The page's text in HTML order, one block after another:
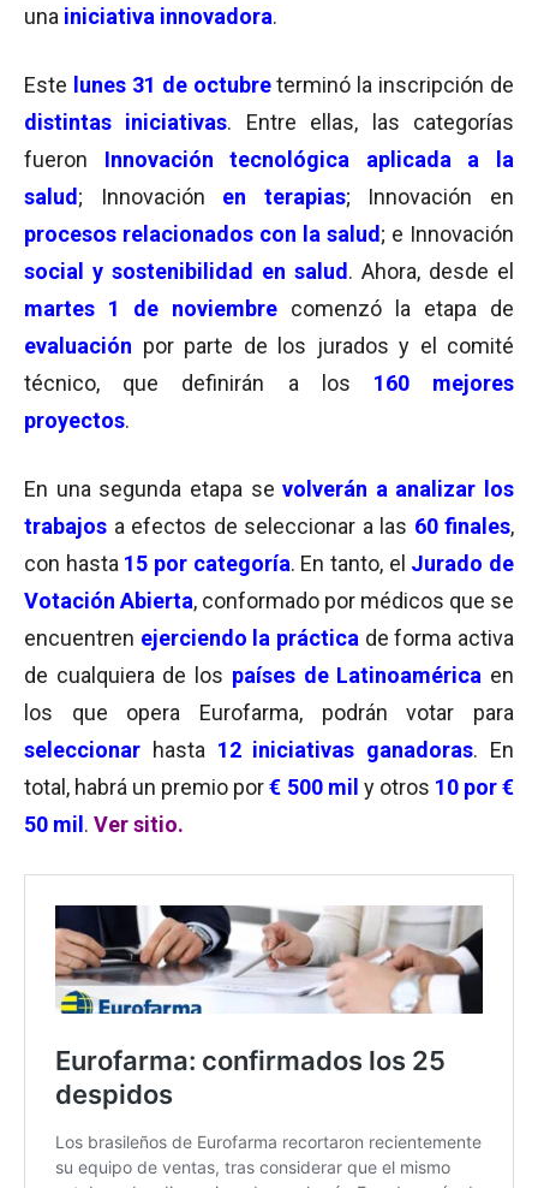
una iniciativa innovadora.
Este lunes 31 de octubre terminó la inscripción de
distintas iniciativas. Entre ellas, las categorías
fueron Innovación tecnológica aplicada a la
salud ; Innovación en terapias; Innovación en
procesos relacionados con la salud ; e Innovación
social y sostenibilidad en salud . Ahora, desde el
martes 1 de noviembre comenzó la etapa de
evaluación por parte de los jurados y el comité
técnico, que definirán a los 160 mejores
proyectos.
En una segunda etapa se volverán a analizar los
trabajos a efectos de seleccionar a las 60 finales,
con hasta 15 por categoría. En tanto, el Jurado de
Votación Abierta, conformado por médicos que se
encuentren ejerciendo la práctica de forma activa
de cualquiera de los países de Latinoamérica en
los que opera Eurofarma, podrán votar para
seleccionar hasta 12 iniciativas ganadoras. En
total, habrá un premio por€ 500 mil y otros 10 por€
50 mil . Ver sitio.